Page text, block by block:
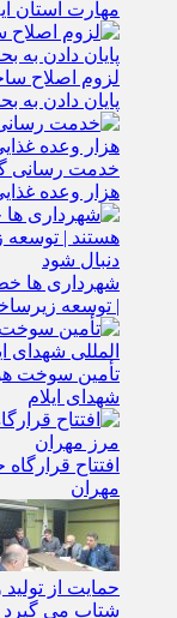
مهارت استان
لزوم اصلاح
پایان دادن به
هزار وعده غذایی و ۲۰۰ هزار بطری
شهرداری‌ ها
| توسعه
تأمین سوخت
شهدای ایلام
افتتاح
مهران
حمایت از
شتاب می‌ گیرد